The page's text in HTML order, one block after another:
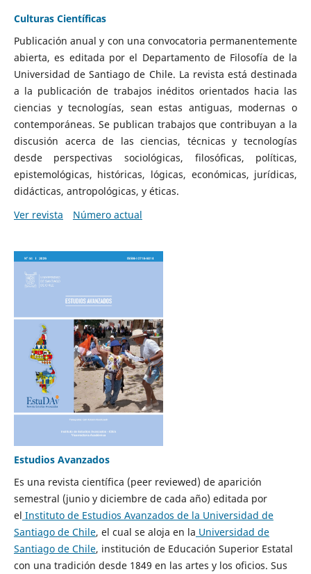
Culturas Científicas
Publicación anual y con una convocatoria permanentemente
abierta, es editada por el Departamento de Filosofía de la
Universidad de Santiago de Chile. La revista está destinada
a la publicación de trabajos inéditos orientados hacia las
ciencias y tecnologías, sean estas antiguas, modernas o
contemporáneas. Se publican trabajos que contribuyan a la
discusión acerca de las ciencias, técnicas y tecnologías
desde perspectivas sociológicas, filosóficas, políticas,
epistemológicas, históricas, lógicas, económicas, jurídicas,
didácticas, antropológicas, y éticas.
Ver revista
Número actual
Estudios Avanzados
Es una revista científica (peer reviewed) de aparición
semestral (junio y diciembre de cada año) editada por
el Instituto de Estudios Avanzados de la Universidad de
Santiago de Chile, el cual se aloja en la Universidad de
Santiago de Chile, institución de Educación Superior Estatal
con una tradición desde 1849 en las artes y los oficios. Sus